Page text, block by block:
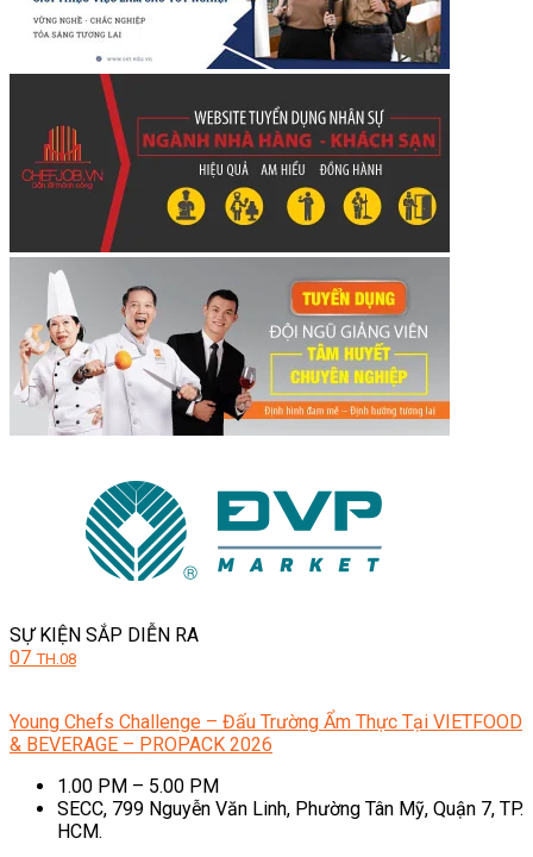
SỰ KIỆN SẮP DIỄN RA
07 TH.08
Young Chefs Challenge – Đấu Trường Ẩm Thực Tại VIETFOOD
& BEVERAGE – PROPACK 2026
1.00 PM – 5.00 PM
SECC, 799 Nguyễn Văn Linh, Phường Tân Mỹ, Quận 7, TP.
HCM.